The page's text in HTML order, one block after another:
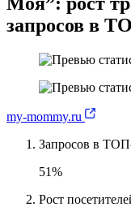
запросов в
my-mommy.ru
Запросов в
51%
Рост